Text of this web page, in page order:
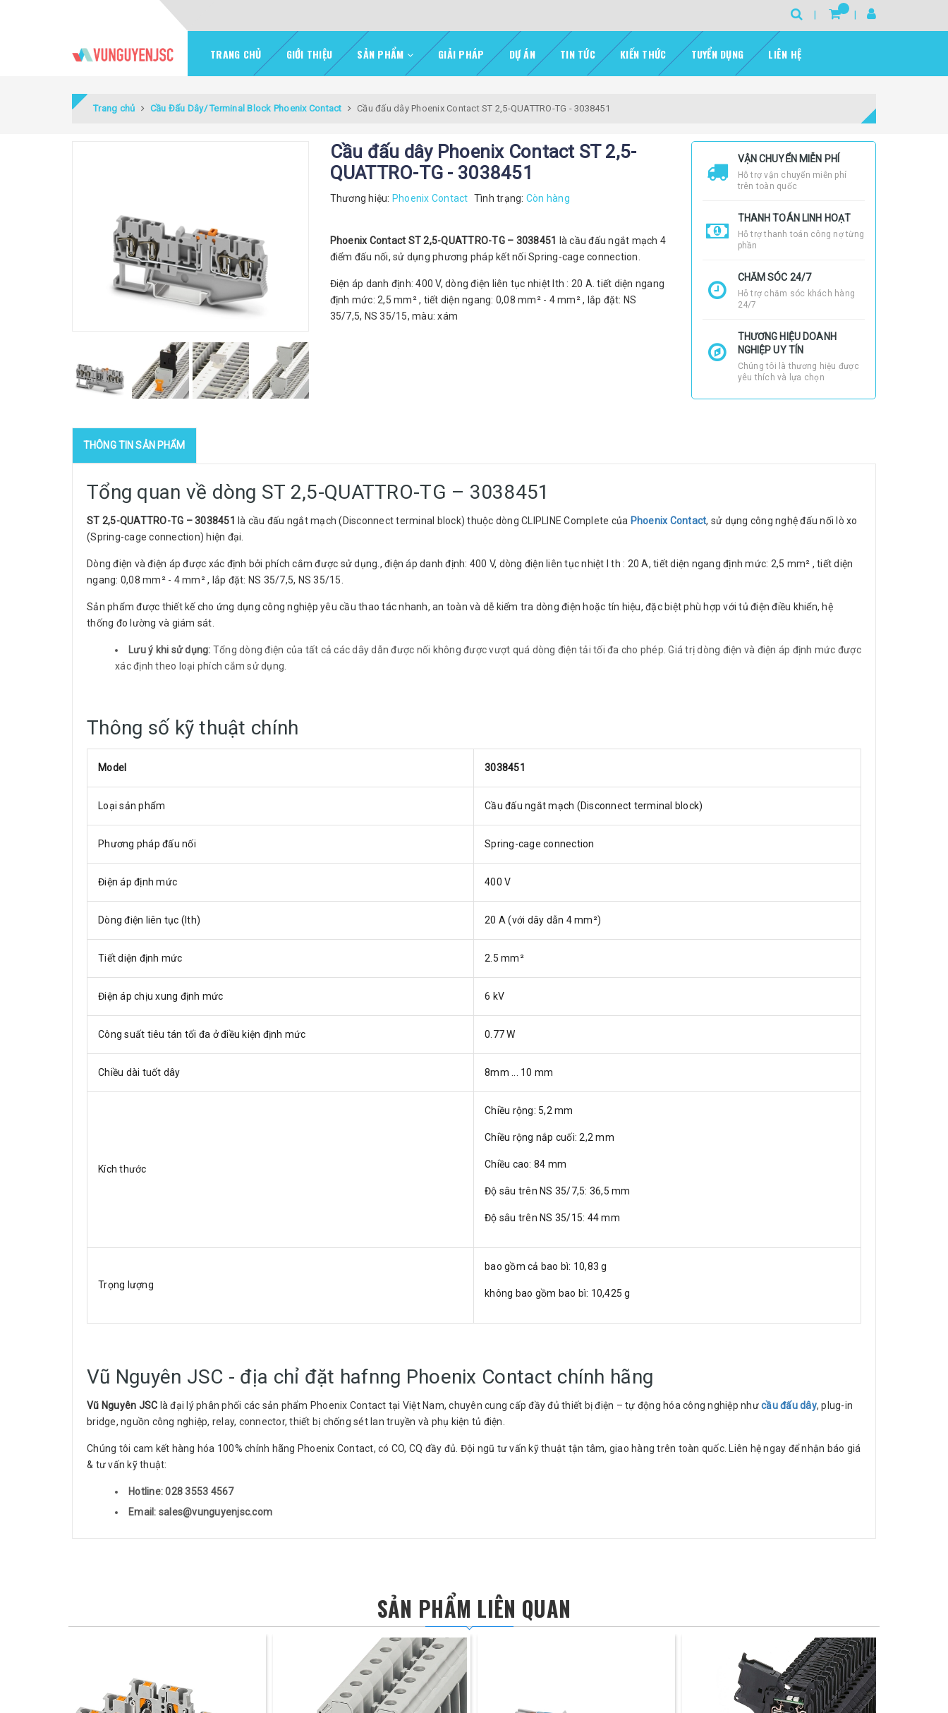
TRANG CHỦ GIỚI THIỆU SẢN PHẨM GIẢI PHÁP DỰ ÁN TIN TỨC KIẾN THỨC TUYỂN DỤNG LIÊN HỆ
Trang chủ Cầu Đấu Dây/ Terminal Block Phoenix Contact Cầu đấu dây Phoenix Contact ST 2,5-QUATTRO-TG - 3038451
Cầu đấu dây Phoenix Contact ST 2,5-
QUATTRO-TG - 3038451
Thương hiệu: Phoenix Contact Tình trạng: Còn hàng
Phoenix Contact ST 2,5-QUATTRO-TG – 3038451
là cầu đấu ngắt mạch 4
điểm đấu nối, sử dụng phương pháp kết nối Spring-cage connection.
Điện áp danh định: 400 V, dòng điện liên tục nhiệt Ith : 20 A. tiết diện ngang
định mức: 2,5 mm² , tiết diện ngang: 0,08 mm² - 4 mm² , lắp đặt: NS
35/7,5, NS 35/15, màu: xám
VẬN CHUYỂN MIỄN PHÍ
Hỗ trợ vận chuyển miễn phí
trên toàn quốc
THANH TOÁN LINH HOẠT
Hỗ trợ thanh toán công nợ từng
phần
CHĂM SÓC 24/7
Hỗ trợ chăm sóc khách hàng
24/7
THƯƠNG HIỆU DOANH
NGHIỆP UY TÍN
Chúng tôi là thương hiệu được
yêu thích và lựa chọn
THÔNG TIN SẢN PHẨM
Tổng quan về dòng ST 2,5-QUATTRO-TG – 3038451
ST 2,5-QUATTRO-TG – 3038451 là cầu đấu ngắt mạch (Disconnect terminal block) thuộc dòng CLIPLINE Complete của Phoenix Contact, sử dụng công nghệ đấu nối lò xo
(Spring-cage connection) hiện đại.
Dòng điện và điện áp được xác định bởi phích cắm được sử dụng., điện áp danh định: 400 V, dòng điện liên tục nhiệt I th : 20 A, tiết diện ngang định mức: 2,5 mm² , tiết diện
ngang: 0,08 mm² - 4 mm² , lắp đặt: NS 35/7,5, NS 35/15.
Sản phẩm được thiết kế cho ứng dụng công nghiệp yêu cầu thao tác nhanh, an toàn và dễ kiểm tra dòng điện hoặc tín hiệu, đặc biệt phù hợp với tủ điện điều khiển, hệ
thống đo lường và giám sát.
Lưu ý khi sử dụng: Tổng dòng điện của tất cả các dây dẫn được nối không được vượt quá dòng điện tải tối đa cho phép. Giá trị dòng điện và điện áp định mức được
xác định theo loại phích cắm sử dụng.
Thông số kỹ thuật chính
Model 3038451
Loại sản phẩm Cầu đấu ngắt mạch (Disconnect terminal block)
Phương pháp đấu nối Spring-cage connection
Điện áp định mức 400 V
Dòng điện liên tục (Ith) 20 A (với dây dẫn 4 mm²)
Tiết diện định mức 2.5 mm²
Điện áp chịu xung định mức 6 kV
Công suất tiêu tán tối đa ở điều kiện định mức 0.77 W
Chiều dài tuốt dây 8mm ... 10 mm
Kích thước
Chiều rộng: 5,2 mm
Chiều rộng nắp cuối: 2,2 mm
Chiều cao: 84 mm
Độ sâu trên NS 35/7,5: 36,5 mm
Độ sâu trên NS 35/15: 44 mm
Trọng lượng
bao gồm cả bao bì: 10,83 g
không bao gồm bao bì: 10,425 g
Vũ Nguyên JSC - địa chỉ đặt hafnng Phoenix Contact chính hãng
Vũ Nguyên JSC là đại lý phân phối các sản phẩm Phoenix Contact tại Việt Nam, chuyên cung cấp đầy đủ thiết bị điện – tự động hóa công nghiệp nhưcầu đấu dây, plug-in
bridge, nguồn công nghiệp, relay, connector, thiết bị chống sét lan truyền và phụ kiện tủ điện.
Chúng tôi cam kết hàng hóa 100% chính hãng Phoenix Contact, có CO, CQ đầy đủ. Đội ngũ tư vấn kỹ thuật tận tâm, giao hàng trên toàn quốc. Liên hệ ngay để nhận báo giá
& tư vấn kỹ thuật:
Hotline: 028 3553 4567
Email: sales@vunguyenjsc.com
SẢN PHẨM LIÊN QUAN